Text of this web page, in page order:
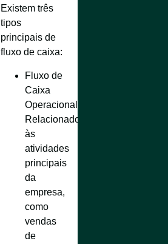
Existem três
tipos
principais de
fluxo de caixa:
Fluxo de
Caixa
Operacional
Relacionado
às
atividades
principais
da
empresa,
como
vendas
de